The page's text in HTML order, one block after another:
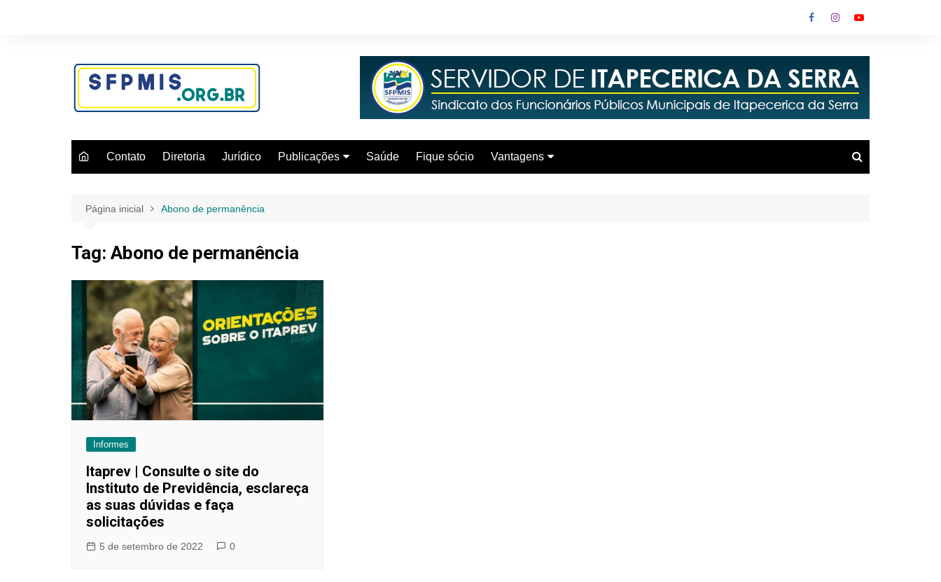
Contato Diretoria Jurídico Publicações Saúde Fique sócio Vantagens
Página inicial Abono de permanência
Tag:Abono de permanência
Informes
Itaprev | Consulte o site do
Instituto de Previdência, esclareça
as suas dúvidas e faça
solicitações
5 de setembro de 2022 0